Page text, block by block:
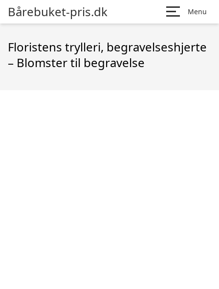
Bårebuket-pris.dk Menu
Floristens trylleri, begravelseshjerte
– Blomster til begravelse